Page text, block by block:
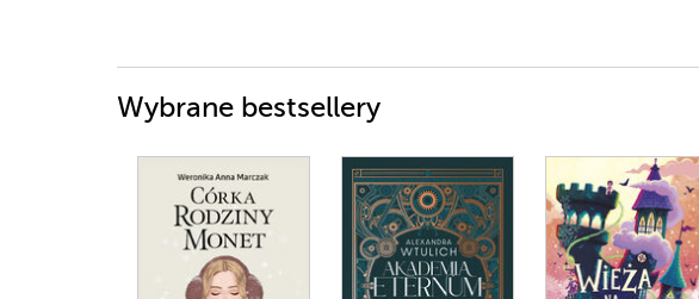
Wybrane bestsellery